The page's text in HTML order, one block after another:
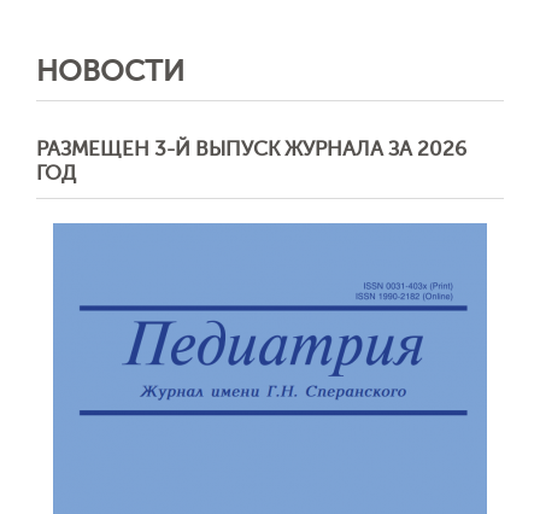
НОВОСТИ
РАЗМЕЩЕН 3-Й ВЫПУСК ЖУРНАЛА ЗА 2026
ГОД